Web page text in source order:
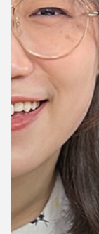
ลิ
สต์
ของ
คุณ
เพลง
บทความ
ข่าว
และ